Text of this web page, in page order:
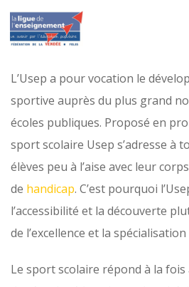
L’Usep a pour vocation le
sportive auprès du plus grand
écoles publiques. Proposé en
sport scolaire Usep s’adresse à
élèves peu à l’aise avec leur
de handicap. C’est pourquoi
l’accessibilité et la découverte
de l’excellence et la
Le sport scolaire répond à la fois